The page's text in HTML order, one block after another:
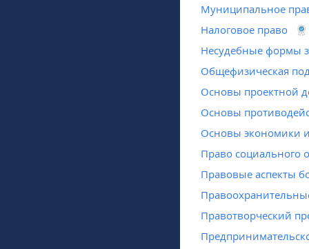
Муниципальное
Налоговое право
Несудебные формы
Общефизическая
Основы проектной
Основы
Основы экономики
Право социального
Правовые аспекты
Правотворческий